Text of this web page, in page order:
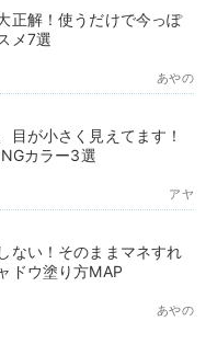
正解！使うだけで今っぽ
メ7選
あやの
目が小さく見えてます！
カラー3選
アヤ
ない！そのままマネすれ
ドウ塗り方MAP
あやの